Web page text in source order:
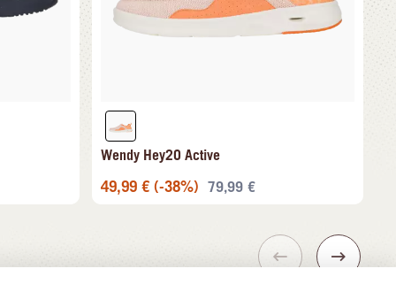
Wendy Hey2O Active
49,99 € (-38%) 79,99 €